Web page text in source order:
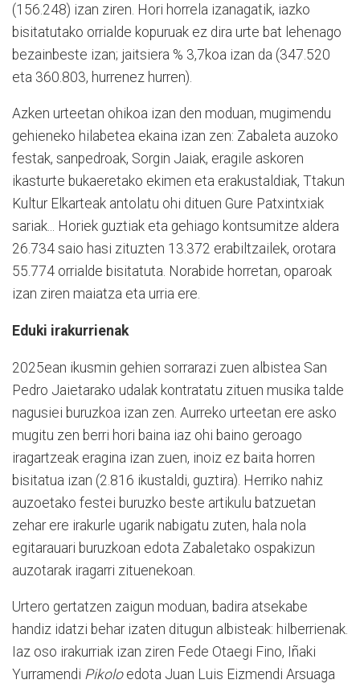
(156.248) izan ziren. Hori horrela izanagatik, iazko
bisitatutako orrialde kopuruak ez dira urte bat lehenago
bezainbeste izan; jaitsiera % 3,7koa izan da (347.520
eta 360.803, hurrenez hurren).
Azken urteetan ohikoa izan den moduan, mugimendu
gehieneko hilabetea ekaina izan zen: Zabaleta auzoko
festak, sanpedroak, Sorgin Jaiak, eragile askoren
ikasturte bukaeretako ekimen eta erakustaldiak, Ttakun
Kultur Elkarteak antolatu ohi dituen Gure Patxintxiak
sariak... Horiek guztiak eta gehiago kontsumitze aldera
26.734 saio hasi zituzten 13.372 erabiltzailek, orotara
55.774 orrialde bisitatuta. Norabide horretan, oparoak
izan ziren maiatza eta urria ere.
Eduki irakurrienak
2025ean ikusmin gehien sorrarazi zuen albistea San
Pedro Jaietarako udalak kontratatu zituen musika talde
nagusiei buruzkoa izan zen. Aurreko urteetan ere asko
mugitu zen berri hori baina iaz ohi baino geroago
iragartzeak eragina izan zuen, inoiz ez baita horren
bisitatua izan (2.816 ikustaldi, guztira). Herriko nahiz
auzoetako festei buruzko beste artikulu batzuetan
zehar ere irakurle ugarik nabigatu zuten, hala nola
egitarauari buruzkoan edota Zabaletako ospakizun
auzotarak iragarri zituenekoan.
Urtero gertatzen zaigun moduan, badira atsekabe
handiz idatzi behar izaten ditugun albisteak: hilberrienak.
Iaz oso irakurriak izan ziren Fede Otaegi Fino, Iñaki
Yurramendi Pikoloedota Juan Luis Eizmendi Arsuaga